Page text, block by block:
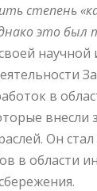
степень
это был
научной
в
внесли
Он
в области